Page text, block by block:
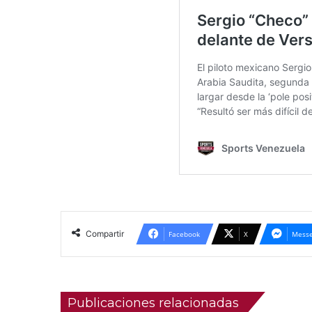
Compartir Facebook X
Publicaciones relacionadas